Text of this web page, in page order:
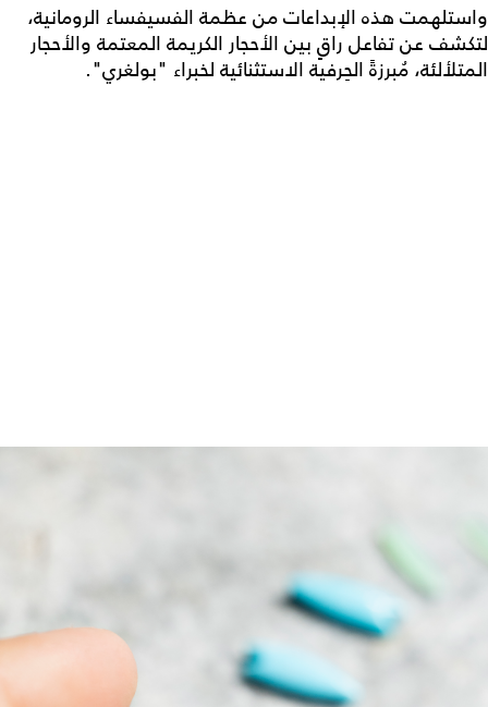
واستلهمت هذه الإبداعات من عظمة الفسيفساء الرومانية،
لتكشف عن تفاعل راقٍ بين الأحجار الكريمة المعتمة والأحجار
المتلألئة، مُبرزةً الحِرفية الاستثنائية لخبراء "بولغري".